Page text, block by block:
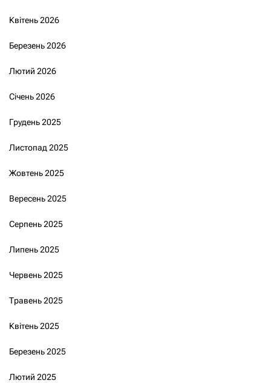
Квітень 2026
Березень 2026
Лютий 2026
Січень 2026
Грудень 2025
Листопад 2025
Жовтень 2025
Вересень 2025
Серпень 2025
Липень 2025
Червень 2025
Травень 2025
Квітень 2025
Березень 2025
Лютий 2025